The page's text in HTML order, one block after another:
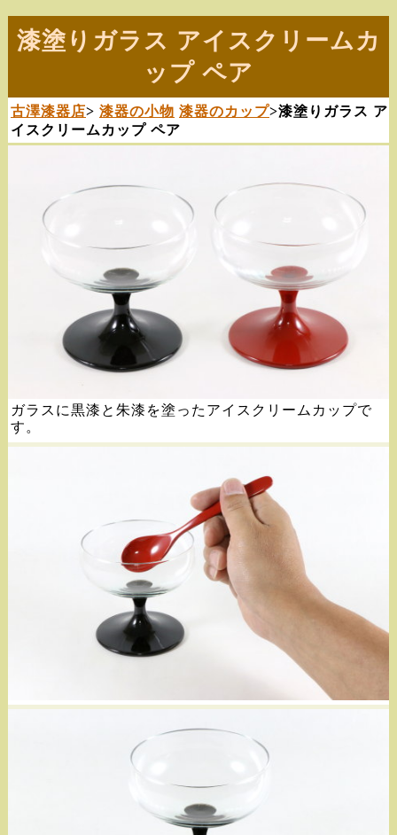
漆塗りガラス アイスクリームカ
ップ ペア
古澤漆器店> 漆器の小物 漆器のカップ>漆塗りガラス ア
イスクリームカップ ペア
ガラスに黒漆と朱漆を塗ったアイスクリームカップで
す。